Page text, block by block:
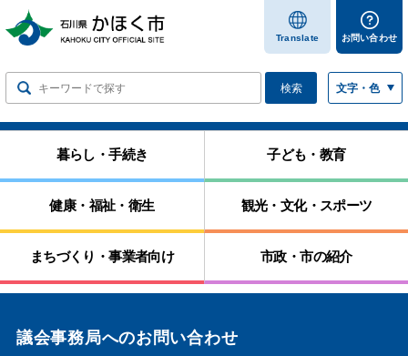
します
Translate お問い合わせ
検索 文字・色
暮らし・手続き 子ども・教育
健康・福祉・衛生 観光・文化・スポーツ
まちづくり・事業者向け 市政・市の紹介
議会事務局へのお問い合わせ